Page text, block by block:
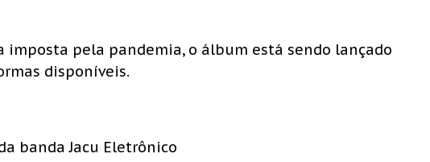
imposta pela pandemia, o álbum está sendo lançado
disponíveis.
banda Jacu Eletrônico